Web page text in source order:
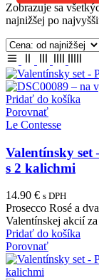
Zobrazuje sa
najnižšej po
Pridať do košíka
Porovnať
Le Contesse
Valentínsky set
s 2 kalichmi
14.90 € s DPH
Prosecco Rosé a
Valentínskej akcií
Pridať do košíka
Porovnať